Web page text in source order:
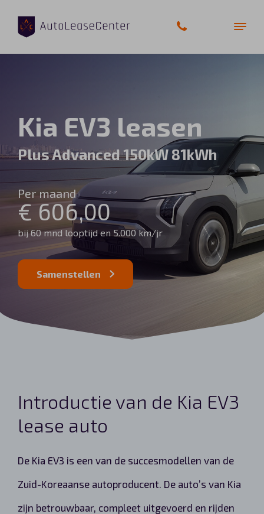
Kia EV3 leasen
Plus Advanced 150kW 81kWh
Per maand
€ 606,00
bij 60 mnd looptijd en 5.000 km/jr
Samenstellen
Introductie van de Kia EV3
lease auto
De Kia EV3 is een van de succesmodellen van de
Zuid-Koreaanse autoproducent. De auto’s van Kia
zijn betrouwbaar, compleet uitgevoerd en rijden
Bedrijfswagens
Elektrische auto’s
Wagenparkbeheer
Private lease
Shortlease
Automerken
Contact